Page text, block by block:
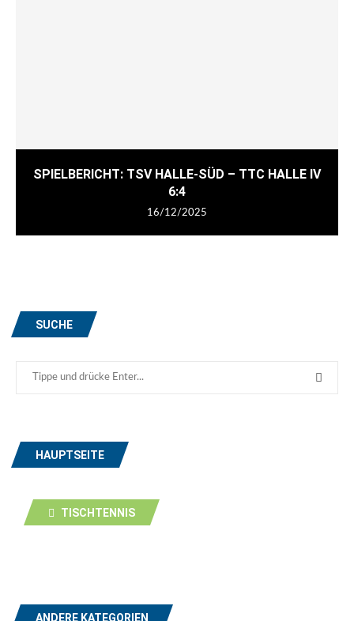
SPIELBERICHT: TSV HALLE-SÜD – TTC HALLE IV
6:4
16/12/2025
SUCHE
HAUPTSEITE
TISCHTENNIS
ANDERE KATEGORIEN